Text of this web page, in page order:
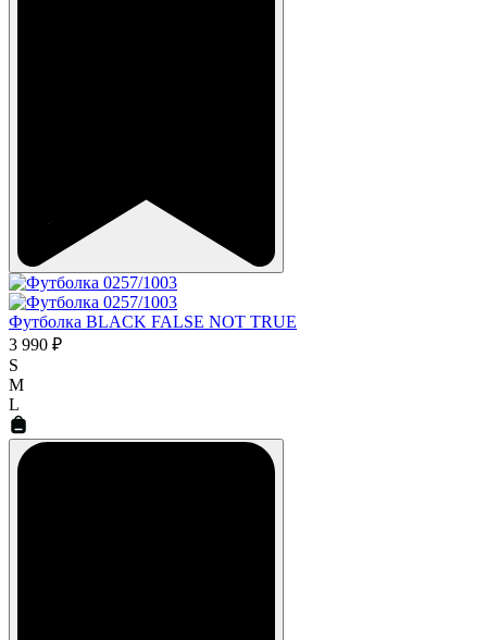
Футболка BLACK FALSE NOT TRUE
3 990 ₽
S
M
L